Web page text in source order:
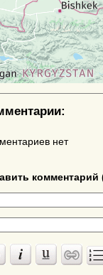
нет
комментарий